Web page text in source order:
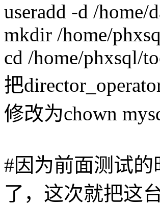
useradd -d /home/
mkdir /home/
cd /home/phxsql/
把
修改为chown
#因为前面测试
了，这次就把这